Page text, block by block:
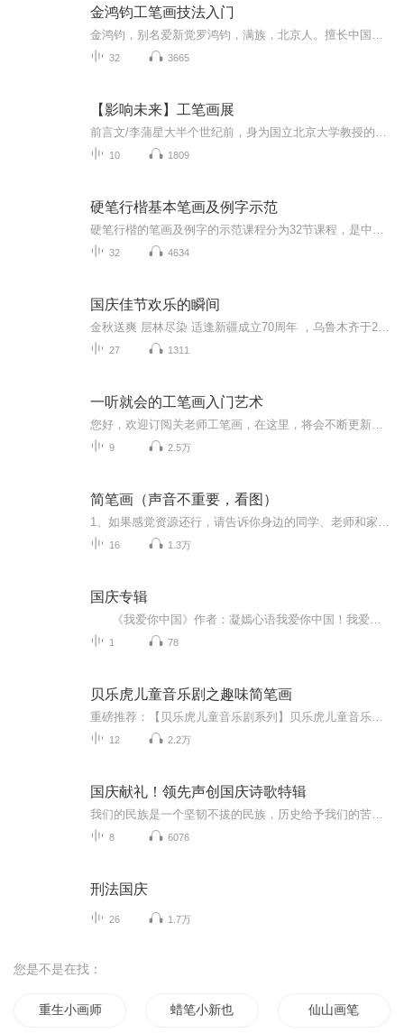
金鸿钧工笔画技法入门
32 3665
【影响未来】工笔画展
10 1809
硬笔行楷基本笔画及例字示范
32 4634
国庆佳节欢乐的瞬间
27 1311
一听就会的工笔画入门艺术
9 2.5万
简笔画（声音不重要，看图）
16 1.3万
国庆专辑
1 78
贝乐虎儿童音乐剧之趣味简笔画
12 2.2万
国庆献礼！领先声创国庆诗歌特辑
8 6076
刑法国庆
26 1.7万
您是不是在找：
重生小画师 蜡笔小新也要当修仙者 仙山画笔